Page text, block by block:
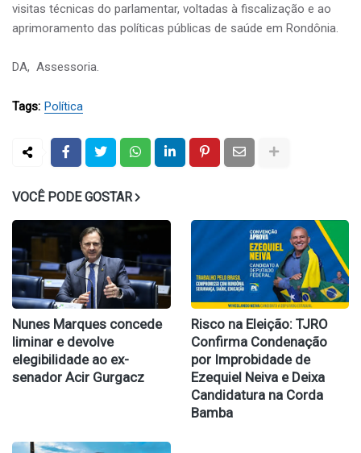
visitas técnicas do parlamentar, voltadas à fiscalização e ao
aprimoramento das políticas públicas de saúde em Rondônia.
DA, Assessoria.
Tags: Política
VOCÊ PODE GOSTAR
Nunes Marques concede
liminar e devolve
elegibilidade ao ex-
senador Acir Gurgacz
Risco na Eleição: TJRO
Confirma Condenação
por Improbidade de
Ezequiel Neiva e Deixa
Candidatura na Corda
Bamba